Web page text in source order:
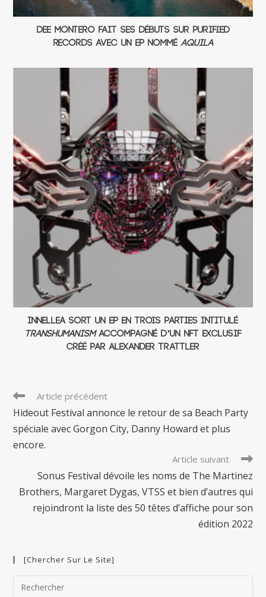
Dee Montero fait ses débuts sur Purified
Records avec un EP nomméAquila
Innellea sort un EP en trois parties intitulé
Transhumanismaccompagné d’un NFT exclusif
créé par Alexander Trattler
Read
articles
Article précédent
Hideout Festival annonce le retour de sa Beach Party
spéciale avec Gorgon City, Danny Howard et plus
encore.
Article suivant
Sonus Festival dévoile les noms de The Martinez
Brothers, Margaret Dygas, VTSS et bien d’autres qui
rejoindront la liste des 50 têtes d’affiche pour son
édition 2022
[Chercher Sur Le Site]